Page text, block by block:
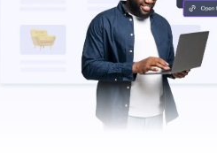
Mehr erfahren